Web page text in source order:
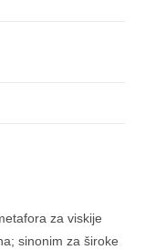
za viskije
sinonim za široke